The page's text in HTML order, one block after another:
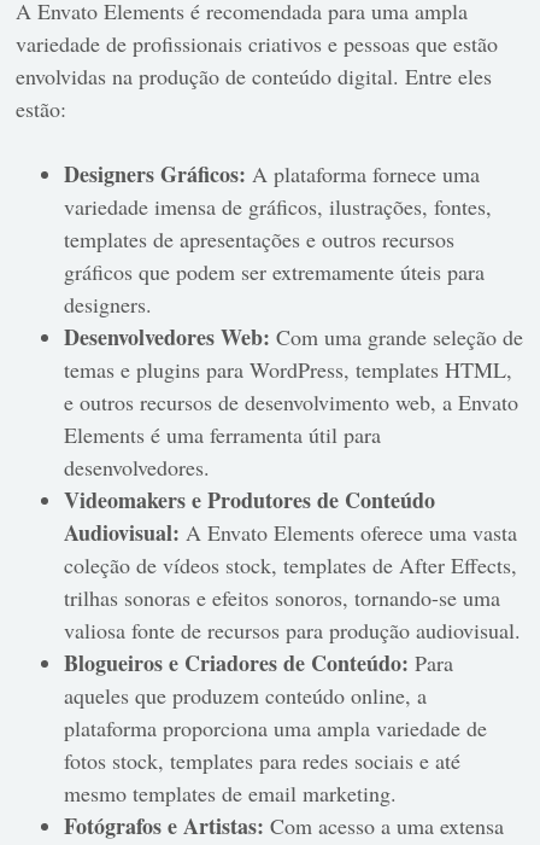
A Envato Elements é recomendada para uma ampla
variedade de profissionais criativos e pessoas que estão
envolvidas na produção de conteúdo digital. Entre eles
estão:
Designers Gráficos: A plataforma fornece uma
variedade imensa de gráficos, ilustrações, fontes,
templates de apresentações e outros recursos
gráficos que podem ser extremamente úteis para
designers.
Desenvolvedores Web: Com uma grande seleção de
temas e plugins para WordPress, templates HTML,
e outros recursos de desenvolvimento web, a Envato
Elements é uma ferramenta útil para
desenvolvedores.
Videomakers e Produtores de Conteúdo
Audiovisual:A Envato Elements oferece uma vasta
coleção de vídeos stock, templates de After Effects,
trilhas sonoras e efeitos sonoros, tornando-se uma
valiosa fonte de recursos para produção audiovisual.
Blogueiros e Criadores de Conteúdo: Para
aqueles que produzem conteúdo online, a
plataforma proporciona uma ampla variedade de
fotos stock, templates para redes sociais e até
mesmo templates de email marketing.
Fotógrafos e Artistas:Com acesso a uma extensa